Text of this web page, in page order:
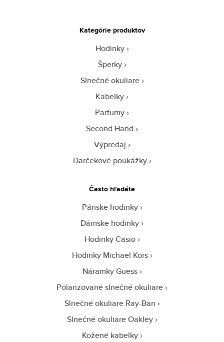
Kategórie produktov
Hodinky
Šperky
Slnečné okuliare
Kabelky
Parfumy
Second Hand
Výpredaj
Darčekové poukážky
Často hľadáte
Pánske hodinky
Dámske hodinky
Hodinky Casio
Hodinky Michael Kors
Náramky Guess
Polarizované slnečné okuliare
Slnečné okuliare Ray-Ban
Slnečné okuliare Oakley
Kožené kabelky